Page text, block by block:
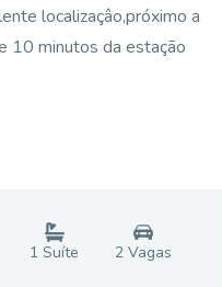
localizaçâo,próximo a
10 minutos da estação
1 Suíte 2Vagas